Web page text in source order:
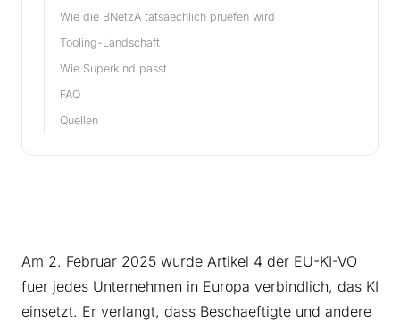
Wie die BNetzA tatsaechlich pruefen wird
Tooling-Landschaft
Wie Superkind passt
FAQ
Quellen
Am 2. Februar 2025 wurde Artikel 4 der EU-KI-VO
fuer jedes Unternehmen in Europa verbindlich, das KI
einsetzt. Er verlangt, dass Beschaeftigte und andere